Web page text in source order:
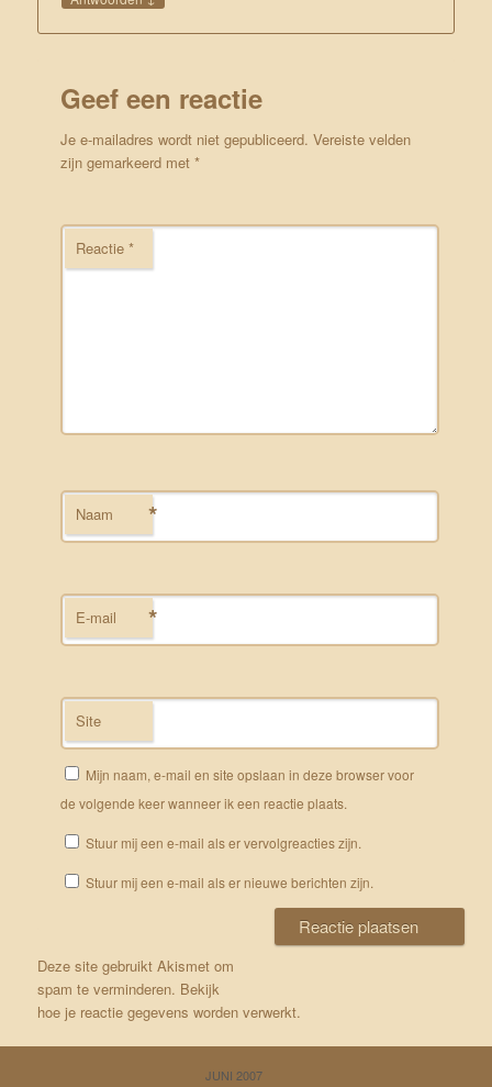
Geef een reactie
Je e-mailadres wordt niet gepubliceerd. Vereiste velden
zijn gemarkeerd met*
Reactie*
Naam *
E-mail *
Site
Mijn naam, e-mail en site opslaan in deze browser voor
de volgende keer wanneer ik een reactie plaats.
Stuur mij een e-mail als er vervolgreacties zijn.
Stuur mij een e-mail als er nieuwe berichten zijn.
Deze site gebruikt Akismet om
spam te verminderen. Bekijk
hoe je reactie gegevens worden verwerkt.
JUNI 2007